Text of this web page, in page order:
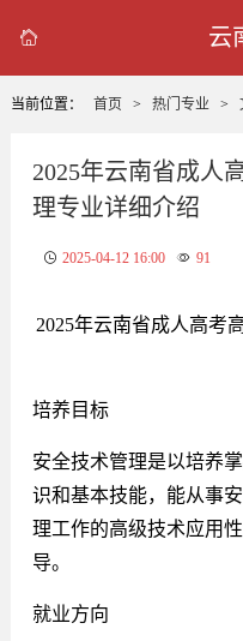
 云
当前位置： 首页 > 热门专业 >
2025年云南省成人
理专业详细介绍
2025-04-12 16:00 91
2025年云南省成人高考
培养目标
安全技术管理是以培养
识和基本技能，能从事
理工作的高级技术应用
导。
就业方向